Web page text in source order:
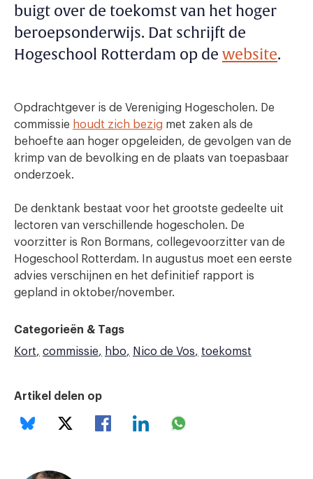
buigt over de toekomst van het hoger
beroepsonderwijs. Dat schrijft de
Hogeschool Rotterdam op de website.
Opdrachtgever is de Vereniging Hogescholen. De
commissie houdt zich bezig met zaken als de
behoefte aan hoger opgeleiden, de gevolgen van de
krimp van de bevolking en de plaats van toepasbaar
onderzoek.
De denktank bestaat voor het grootste gedeelte uit
lectoren van verschillende hogescholen. De
voorzitter is Ron Bormans, collegevoorzitter van de
Hogeschool Rotterdam. In augustus moet een eerste
advies verschijnen en het definitief rapport is
gepland in oktober/november.
Categorieën & Tags
Kort
commissie hbo Nico de Vos toekomst
Artikel delen op